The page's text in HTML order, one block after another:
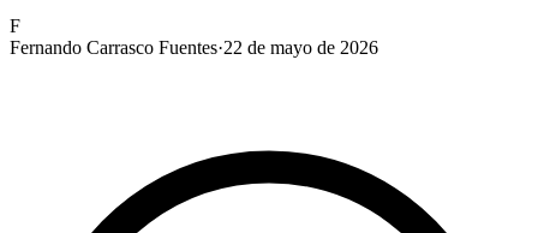
F
Fernando Carrasco Fuentes·22 de mayo de 2026